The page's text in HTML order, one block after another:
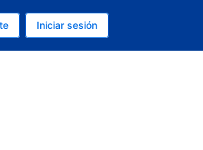
es Español (México)
Iniciar sesión